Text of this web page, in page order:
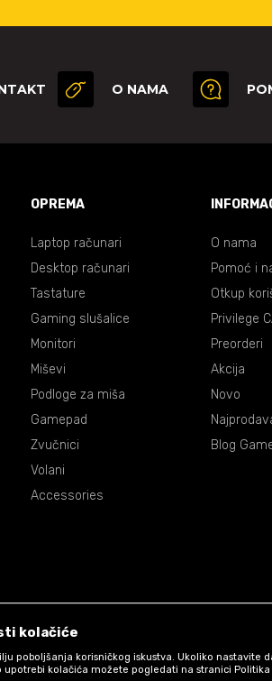
O NAMA
OPREMA
Laptop računari
Desktop računari
Tastature
Gaming slušalice
Monitori
Miševi
Podloge za miša
Gamepad
Zvučnici
Volani
Accessories
O nama
Pomoć i
Otkup
Privilege
Preorderi
Akcija
Novo
Blog
kolačiće
poboljšanja korisničkog iskustva. Ukoliko nastavite
upotrebi kolačića možete pogledati na stranici